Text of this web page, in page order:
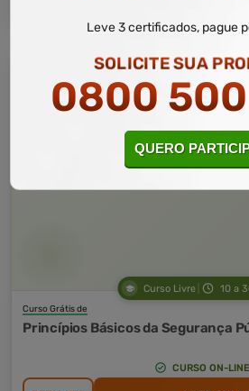
Curso Livre 10 a
Curso Grátis de
Princípios Básicos da Segurança
CURSO ON-LINE
Leve 3 certificados, pague
SOLICITE SUA
0800
QUERO